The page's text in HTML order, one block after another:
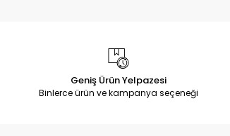
Geniş Ürün Yelpazesi
Binlerce ürün ve kampanya seçeneği